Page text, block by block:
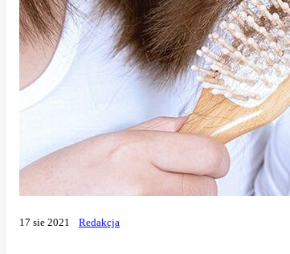
17 sie 2021 Redakcja